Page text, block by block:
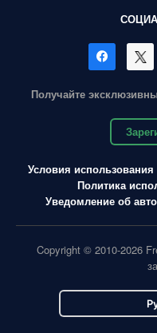
Получайте
Условия использования
Политика
Уведомление об
Copyright © 2010-2026